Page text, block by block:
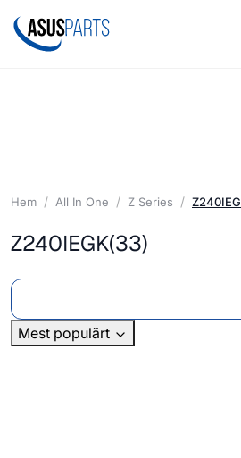
Hem All In One Z Series
Z240IEGK(33)
Mest populärt